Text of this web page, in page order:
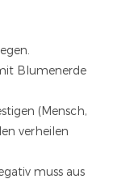
Blumenerde
(Mensch,
verheilen
muss aus